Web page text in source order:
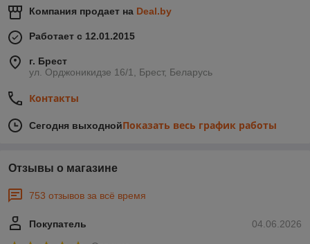
Компания продает на Deal.by
Работает с 12.01.2015
г. Брест
ул. Орджоникидзе 16/1, Брест, Беларусь
Контакты
Сегодня выходнойПоказать весь график работы
Отзывы о магазине
753 отзывов за всё время
04.06.2026
Покупатель